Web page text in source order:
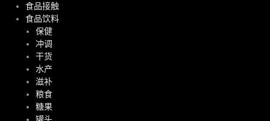
食品接触
食品饮料
保健
冲调
干货
水产
滋补
粮食
糖果